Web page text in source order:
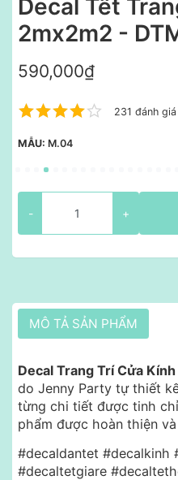
Decal Tết
2mx2m2 -
590,000₫
231 đánh giá
MẪU: M.04
- +
MÔ TẢ SẢN PHẨM
Decal Trang Trí Cửa
do Jenny Party tự thiết
từng chi tiết được tinh
phẩm được hoàn thiện
#decaldantet #decalkinh
#decaltetgiare